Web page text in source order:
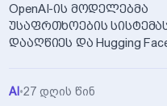
OpenAI-ის მოდელებმა
უსაფრთხოების
დააღწიეს და Hugging
AI •27 დღის წინ